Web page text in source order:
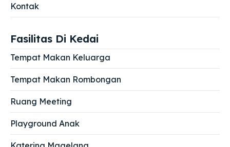
Kontak
Fasilitas Di Kedai
Tempat Makan Keluarga
Tempat Makan Rombongan
Ruang Meeting
Playground Anak